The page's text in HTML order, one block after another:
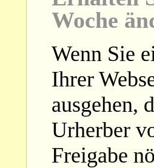
Woche
Wenn Sie
Ihrer
ausgehen,
Urherber
Freigabe